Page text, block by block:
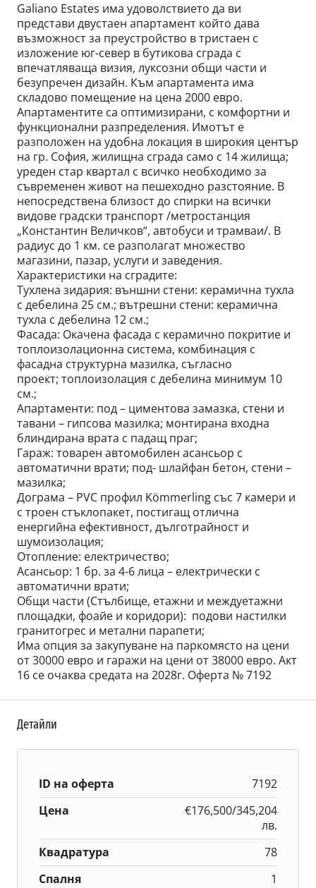
Galiano Estates има удоволствието да ви
представи двустаен апартамент който дава
възможност за преустройство в тристаен с
изложение юг-север в бутикова сграда с
впечатляваща визия, луксозни общи части и
безупречен дизайн. Към апартамента има
складово помещение на цена 2000 евро.
Апартаментите са оптимизирани, с комфортни и
функционални разпределения. Имотът е
разположен на удобна локация в широкия център
на гр. София, жилищна сграда само с 14 жилища;
уреден стар квартал с всичко необходимо за
съвременен живот на пешеходно разстояние. В
непосредствена близост до спирки на всички
видове градски транспорт /метростанция
„Константин Величков“, автобуси и трамваи/. В
радиус до 1 км. се разполагат множество
магазини, пазар, услуги и заведения.
Характеристики на сградите:
Тухлена зидария: външни стени: керамична тухла
с дебелина 25 см.; вътрешни стени: керамична
тухла с дебелина 12 см.;
Фасада: Окачена фасада с керамично покритие и
топлоизолационна система, комбинация с
фасадна структурна мазилка, съгласно
проект; топлоизолация с дебелина минимум 10
см.;
Апартаменти: под – циментова замазка, стени и
тавани – гипсова мазилка; монтирана входна
блиндирана врата с падащ праг;
Гараж: товарен автомобилен асансьор с
автоматични врати; под- шлайфан бетон, стени –
мазилка;
Дограма – PVC профил Kömmerling със 7 камери и
с троен стъклопакет, постигащ отлична
енергийна ефективност, дълготрайност и
шумоизолация;
Отопление: електричество;
Асансьор: 1 бр. за 4-6 лица – електрически с
автоматични врати;
Общи части (Стълбище, етажни и междуетажни
площадки, фоайе и коридори): подови настилки
гранитогрес и метални парапети;
Има опция за закупуване на паркомясто на цени
от 30000 евро и гаражи на цени от 38000 евро. Акт
16 се очаква средата на 2028г. Оферта № 7192
Детайли
ID на оферта
7192
Цена
€176,500/345,204
лв.
Квадратура
78
Спалня
1